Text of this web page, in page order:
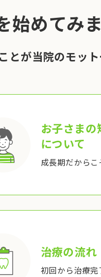
始めてみ
とが当院のモッ
お子さまの
について
成長期だからこ
治療の流れ
初回から治療完